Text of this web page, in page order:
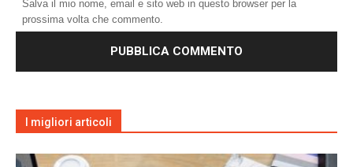
Salva il mio nome, email e sito web in questo browser per la
prossima volta che commento.
I migliori articoli